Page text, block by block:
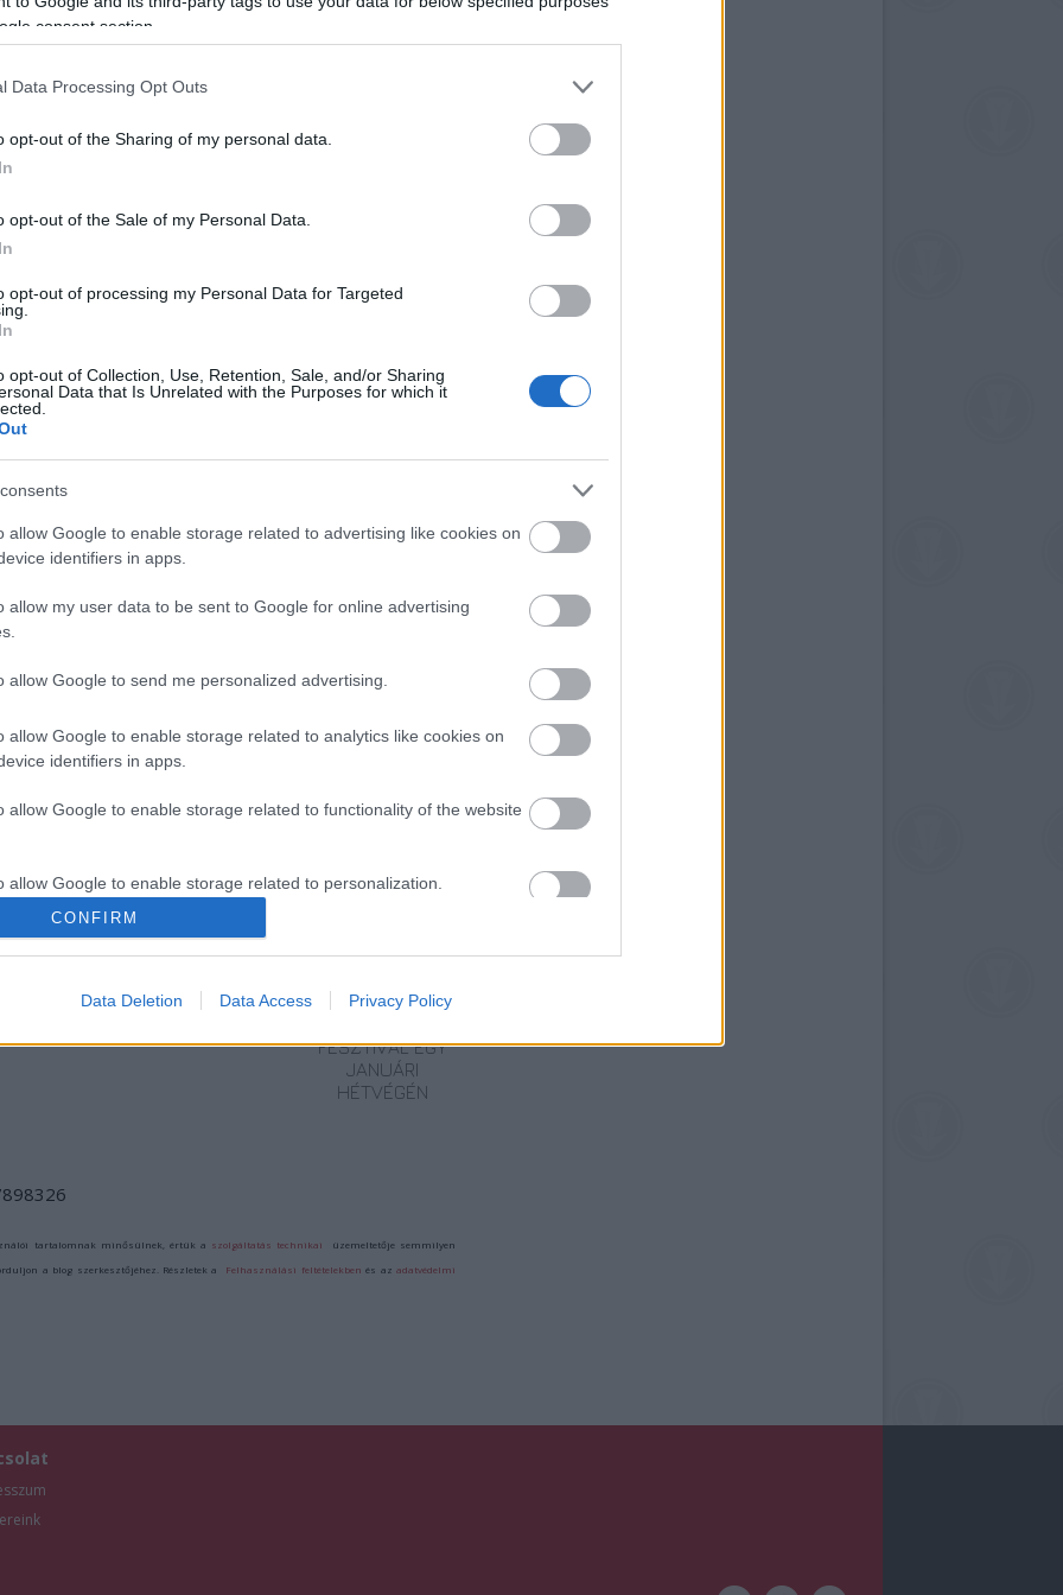
consent section.
Data Processing Opt Outs
opt-out of the Sharing of my personal data.
opt-out of the Sale of my Personal Data.
opt-out of processing my Personal Data for Targeted
opt-out of Collection, Use, Retention, Sale, and/or Sharing
Data that Is Unrelated with the Purposes for which it
allow Google to enable storage related to advertising like cookies on
identifiers in apps.
allow my user data to be sent to Google for online advertising
allow Google to send me personalized advertising.
allow Google to enable storage related to analytics like cookies on
identifiers in apps.
allow Google to enable storage related to functionality of the website
allow Google to enable storage related to personalization.
allow Google to enable storage related to security, including
functionality and fraud prevention, and other user protection.
CONFIRM
Data Deletion Data Access Privacy Policy
tervezője a budapesti Művészetek
Oscar-díjat is elnyerő Zoboki Gábor, a Zoboki-
és munkatársai, akik helyi építészirodákkal,
meg a Vasziljevszkij-sziget új látványosságát -
Demján Csoport elnökét, aki szerint a
lehetővé válik a város egyik
pályázhat az Európa Kulturális Fővárosa
a méltán ismert és elismert Szentpétervári
kényelmesebb helyszínre költözhessen. Az
ezer új munkahely jön létre, orosz
részt a munkában" - mondta Demján
TriGranit Európa egyik legnagyobb
amely Közép-Kelet-Európa 7 országában
összesen 2 milliárd euró értékben fejlesztett
- többnyire vegyes hasznosítású - fejlesztés
években - áll a közleményben.
LEGJOBB
GYÓGYÍTÓ
ÜNNEPE: HÁROM
FESZTIVÁL EGY
JANUÁRI
HÉTVÉGÉN
tartalomnak minősülnek, értük a szolgáltatás technikai üzemeltetője semmilyen
a blog szerkesztőjéhez. Részletek a Felhasználási feltételekben és azadatvédelmi